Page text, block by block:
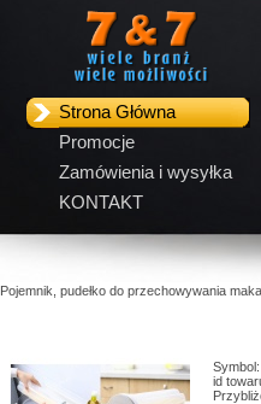
Strona Główna
Promocje
Zamówienia i wysyłka
KONTAKT
Pojemnik, pudełko do przechowywania
Symbol:
id